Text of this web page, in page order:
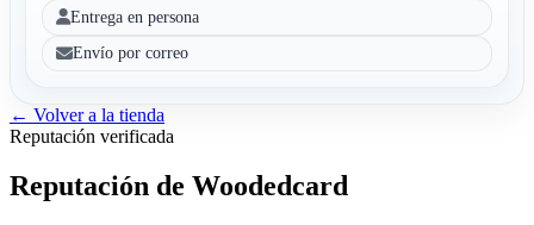
Entrega en persona
Envío por correo
← Volver a la tienda
Reputación verificada
Reputación de Woodedcard